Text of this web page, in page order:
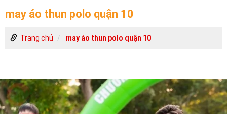
may áo thun polo quận 10
Trang chủ may áo thun polo quận 10